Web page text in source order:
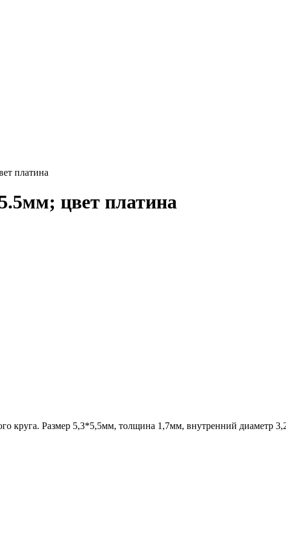
платина
цвет платина
круга. Размер 5,3*5,5мм, толщина 1,7мм, внутренний диаметр